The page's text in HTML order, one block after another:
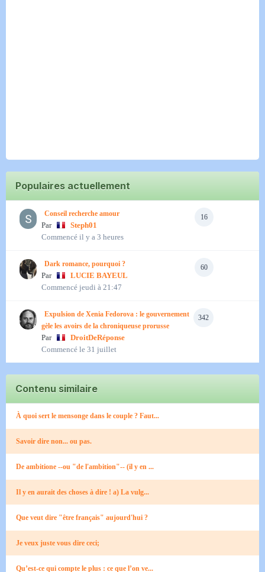
Populaires actuellement
16
Conseil recherche amour
Par
Steph01
Commencé il y a 3 heures
60
Dark romance, pourquoi ?
Par
LUCIE BAYEUL
Commencé jeudi à 21:47
342
Expulsion de Xenia Fedorova : le gouvernement
gèle les avoirs de la chroniqueuse prorusse
Par
DroitDeRéponse
Commencé le 31 juillet
Contenu similaire
À quoi sert le mensonge dans le couple ? Faut...
Savoir dire non... ou pas.
De ambitione --ou "de l'ambition"-- (il y en ...
Il y en aurait des choses à dire ! a) La vulg...
Que veut dire "être français" aujourd'hui ?
Je veux juste vous dire ceci;
Qu’est-ce qui compte le plus : ce que l’on ve...